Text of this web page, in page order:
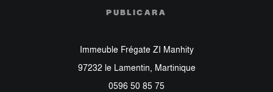
PUBLICARA
Immeuble Frégate ZI Manhity
97232 le Lamentin, Martinique
0596 50 85 75